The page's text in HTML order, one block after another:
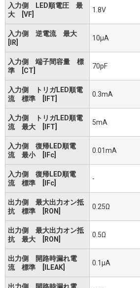
入力側 LED順電圧 最
大 [VF]
1.8V
入力側 逆電流 最大
[IR]
10μA
入力側 端子間容量 標
準 [CT]
70pF
入力側 トリガLED順電
流 標準 [IFT]
0.3mA
入力側 トリガLED順電
流 最大 [IFT]
5mA
入力側 復帰LED順電
流 最小 [IFc]
0.01mA
入力側 復帰LED順電
流 標準 [IFc]
-
出力側 最大出力オン抵
抗 標準 [RON]
0.25Ω
出力側 最大出力オン抵
抗 最大 [RON]
0.5Ω
出力側 開路時漏れ電
流 標準 [ILEAK]
0.1μA
出力側 開路時漏れ電